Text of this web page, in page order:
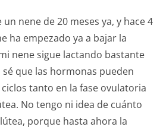
un nene de 20 meses ya, y hace 4
ha empezado ya a bajar la
nene sigue lactando bastante
que las hormonas pueden
tanto en la fase ovulatoria
No tengo ni idea de cuánto
porque hasta ahora la